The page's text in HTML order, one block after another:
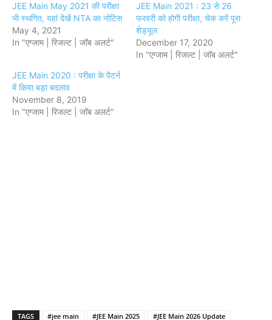
JEE Main May 2021 की परीक्षा
भी स्थगित, यहां देखें NTA का नोटिस
May 4, 2021
In "एग्जाम | रिजल्ट | जॉब अलर्ट"
JEE Main 2021 : 23 से 26
फरवरी को होगी परीक्षा, चेक करें पूरा
शेड्यूल
December 17, 2020
In "एग्जाम | रिजल्ट | जॉब अलर्ट"
JEE Main 2020 : परीक्षा के पैटर्न
में किया बड़ा बदलाव
November 8, 2019
In "एग्जाम | रिजल्ट | जॉब अलर्ट"
TAGS #jee main #JEE Main 2025
#JEE Main 2026 Update